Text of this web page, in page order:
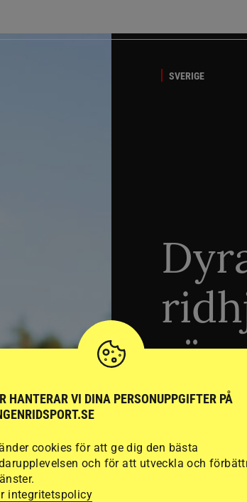
SVERIGE
15 ridhjälmar
säkraste. Det
de olika
HANTERAR VI DINA PERSONUPPGIFTER PÅ
cookies för att ge dig den bästa
och för att utveckla och
integritetspolicy